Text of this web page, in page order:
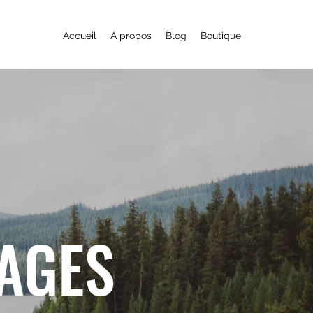
Accueil A propos Blog Boutique